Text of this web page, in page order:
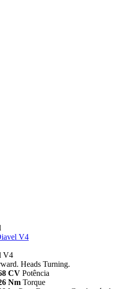
V4
V4
Heads Turning.
CV Potência
Nm Torque